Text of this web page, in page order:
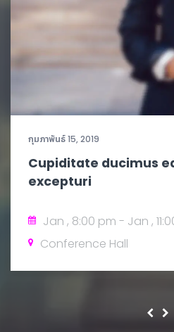
กุมภาพันธ์ 15, 2019
Cupiditate ducimus
excepturi
Jan , 8:00 pm - Jan ,
Conference Hall